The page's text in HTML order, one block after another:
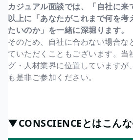
カジュアル面談では、「自社に来
以上に「あなたがこれまで何を考
たいのか」を一緒に深堀ります。
そのため、自社に合わない場合な
ていただくこともございます。当
グ・人材業界に位置していますが
も是非ご参加ください。
▼CONSCIENCEとはこん